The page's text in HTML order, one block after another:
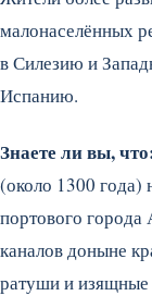
малонаселённых
в Силезию и
Испанию.
Знаете ли вы,
(около 1300 года)
портового города
каналов доныне
ратуши и